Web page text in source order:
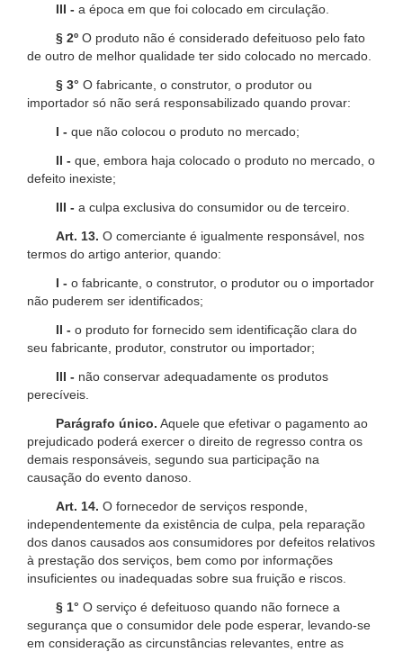
III - a época em que foi colocado em circulação.
§ 2º O produto não é considerado defeituoso pelo fato
de outro de melhor qualidade ter sido colocado no mercado.
§ 3° O fabricante, o construtor, o produtor ou
importador só não será responsabilizado quando provar:
I - que não colocou o produto no mercado;
II - que, embora haja colocado o produto no mercado, o
defeito inexiste;
III - a culpa exclusiva do consumidor ou de terceiro.
Art. 13. O comerciante é igualmente responsável, nos
termos do artigo anterior, quando:
I - o fabricante, o construtor, o produtor ou o importador
não puderem ser identificados;
II - o produto for fornecido sem identificação clara do
seu fabricante, produtor, construtor ou importador;
III - não conservar adequadamente os produtos
perecíveis.
Parágrafo único. Aquele que efetivar o pagamento ao
prejudicado poderá exercer o direito de regresso contra os
demais responsáveis, segundo sua participação na
causação do evento danoso.
Art. 14. O fornecedor de serviços responde,
independentemente da existência de culpa, pela reparação
dos danos causados aos consumidores por defeitos relativos
à prestação dos serviços, bem como por informações
insuficientes ou inadequadas sobre sua fruição e riscos.
§ 1° O serviço é defeituoso quando não fornece a
segurança que o consumidor dele pode esperar, levando-se
em consideração as circunstâncias relevantes, entre as